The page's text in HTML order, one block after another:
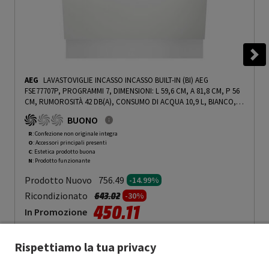
AEG LAVASTOVIGLIE INCASSO INCASSO BUILT-IN (BI) AEG
FSE77707P, PROGRAMMI 7, DIMENSIONI: L 59,6 CM, A 81,8 CM, P 56
CM, RUMOROSITÀ 42 DB(A), CONSUMO DI ACQUA 10,9 L, BIANCO,
CLASSE A - PRMG GRADING ROCN - 15%
14.99%
BUONO
R: Confezione non originale integra
O: Accessori principali presenti
C: Estetica prodotto buona
N: Prodotto funzionante
Prodotto Nuovo 756.49 -14.99%
Ricondizionato Prezzo ridotto da
643.02a-30%
In Promozione 450.11
Aggiungi al carrello
Rispettiamo la tua privacy